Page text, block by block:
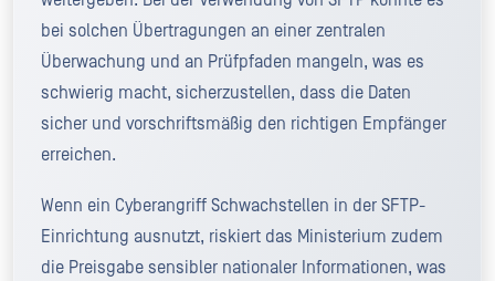
bei solchen Übertragungen an einer zentralen
Überwachung und an Prüfpfaden mangeln, was es
schwierig macht, sicherzustellen, dass die Daten
sicher und vorschriftsmäßig den richtigen Empfänger
erreichen.
Wenn ein Cyberangriff Schwachstellen in der SFTP-
Einrichtung ausnutzt, riskiert das Ministerium zudem
die Preisgabe sensibler nationaler Informationen, was